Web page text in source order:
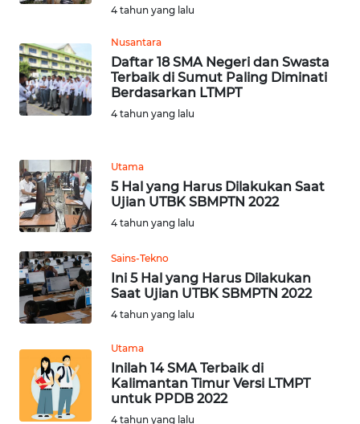
4 tahun yang lalu
Nusantara
Daftar 18 SMA Negeri dan Swasta
Terbaik di Sumut Paling Diminati
Berdasarkan LTMPT
4 tahun yang lalu
Utama
5 Hal yang Harus Dilakukan Saat
Ujian UTBK SBMPTN 2022
4 tahun yang lalu
Sains-Tekno
Ini 5 Hal yang Harus Dilakukan
Saat Ujian UTBK SBMPTN 2022
4 tahun yang lalu
Utama
Inilah 14 SMA Terbaik di
Kalimantan Timur Versi LTMPT
untuk PPDB 2022
4 tahun yang lalu
TENTANG
PEDOMAN
MEDIA
SIBER
KARIR
DISCLAIMER
Wahana
News
Regional
SUMUT
WN
JAKARTA